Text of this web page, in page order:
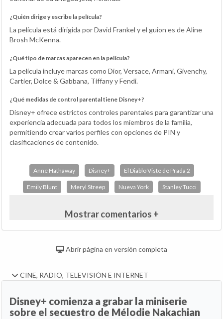
¿Quién dirige y escribe la película?
La película está dirigida por David Frankel y el guion es de Aline
Brosh McKenna.
¿Qué tipo de marcas aparecen en la película?
La película incluye marcas como Dior, Versace, Armani, Givenchy,
Cartier, Dolce & Gabbana, Tiffany y Fendi.
¿Qué medidas de control parental tiene Disney+?
Disney+ ofrece estrictos controles parentales para garantizar una
experiencia adecuada para todos los miembros de la familia,
permitiendo crear varios perfiles con opciones de PIN y
clasificaciones de contenido.
Anne Hathaway Disney+ El Diablo Viste de Prada 2
Emily Blunt Meryl Streep Nueva York Stanley Tucci
Mostrar comentarios +
Abrir página en versión completa
CINE, RADIO, TELEVISIÓN E INTERNET
Disney+ comienza a grabar la miniserie
sobre el secuestro de Mélodie Nakachian